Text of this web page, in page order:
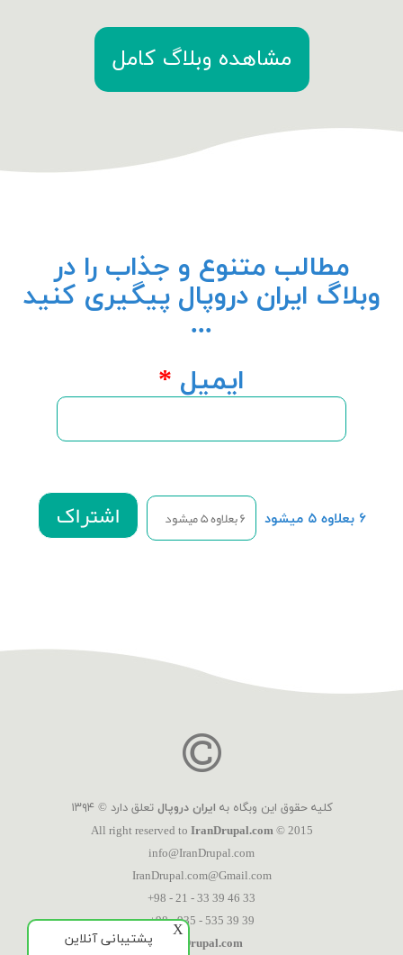
مشاهده وبلاگ کامل
مطالب متنوع و جذاب را در
وبلاگ ایران دروپال پیگیری کنید
...
ایمیل *
۶ بعلاوه ۵ میشود
کلیه حقوق این وبگاه به ایران دروپال تعلق دارد © ۱۳۹۴
All right reserved to IranDrupal.com© 2015
info@IranDrupal.com
IranDrupal.com@Gmail.com
+98 - 21 - 33 39 46 33
+98 - 935 - 535 39 39
IranDrupal.com
X
پشتیبانی آنلاین